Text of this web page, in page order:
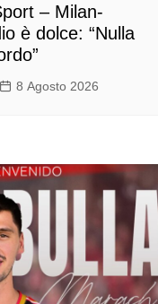
– Milan-
è dolce: “Nulla
8 Agosto 2026